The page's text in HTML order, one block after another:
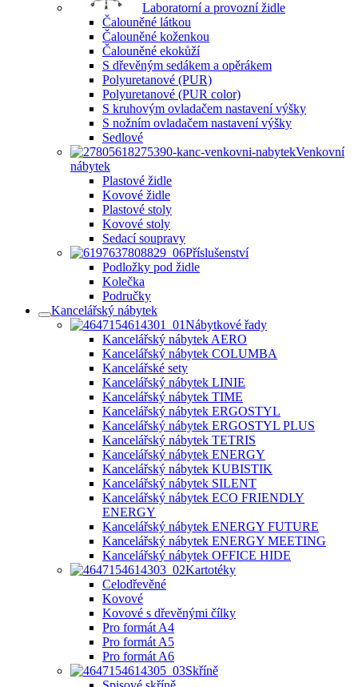
Laboratorní a provozní židle
Čalouněné látkou
Čalouněné koženkou
Čalouněné ekokůží
S dřevěným sedákem a opěrákem
Polyuretanové (PUR)
Polyuretanové (PUR color)
S kruhovým ovladačem nastavení výšky
S nožním ovladačem nastavení výšky
Sedlové
Venkovní
nábytek
Plastové židle
Kovové židle
Plastové stoly
Kovové stoly
Sedací soupravy
Příslušenství
Podložky pod židle
Kolečka
Područky
Kancelářský nábytek
Nábytkové řady
Kancelářský nábytek AERO
Kancelářský nábytek COLUMBA
Kancelářské sety
Kancelářský nábytek LINIE
Kancelářský nábytek TIME
Kancelářský nábytek ERGOSTYL
Kancelářský nábytek ERGOSTYL PLUS
Kancelářský nábytek TETRIS
Kancelářský nábytek ENERGY
Kancelářský nábytek KUBISTIK
Kancelářský nábytek SILENT
Kancelářský nábytek ECO FRIENDLY
ENERGY
Kancelářský nábytek ENERGY FUTURE
Kancelářský nábytek ENERGY MEETING
Kancelářský nábytek OFFICE HIDE
Kartotéky
Celodřevěné
Kovové
Kovové s dřevěnými čílky
Pro formát A4
Pro formát A5
Pro formát A6
Skříně